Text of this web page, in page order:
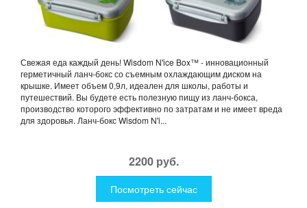
Свежая еда каждый день! Wisdom N'ice Box™ - инновационный
герметичный ланч-бокс со съемным охлаждающим диском на
крышке. Имеет объем 0,9л, идеален для школы, работы и
путешествий. Вы будете есть полезную пищу из ланч-бокса,
производство которого эффективно по затратам и не имеет вреда
для здоровья. Ланч-бокс Wisdom N'i...
2200 руб.
Посмотреть сейчас